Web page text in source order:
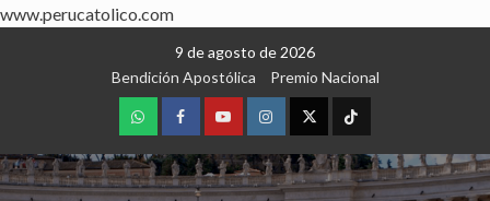
www.perucatolico.com
9 de agosto de 2026
Bendición Apostólica
Premio Nacional
WhatsAppFacebookYoutubeInstagram
X TikTok